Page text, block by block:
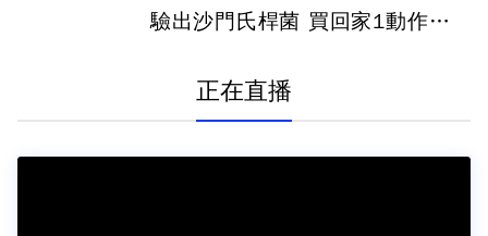
驗出沙門氏桿菌 買回家1動作很重
正在直播